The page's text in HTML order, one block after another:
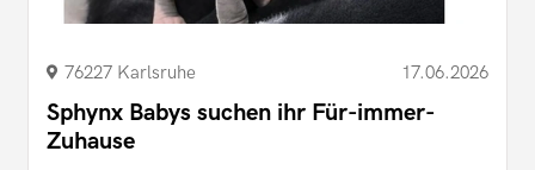
76227 Karlsruhe 17.06.2026
Sphynx Babys suchen ihr Für-immer-
Zuhause